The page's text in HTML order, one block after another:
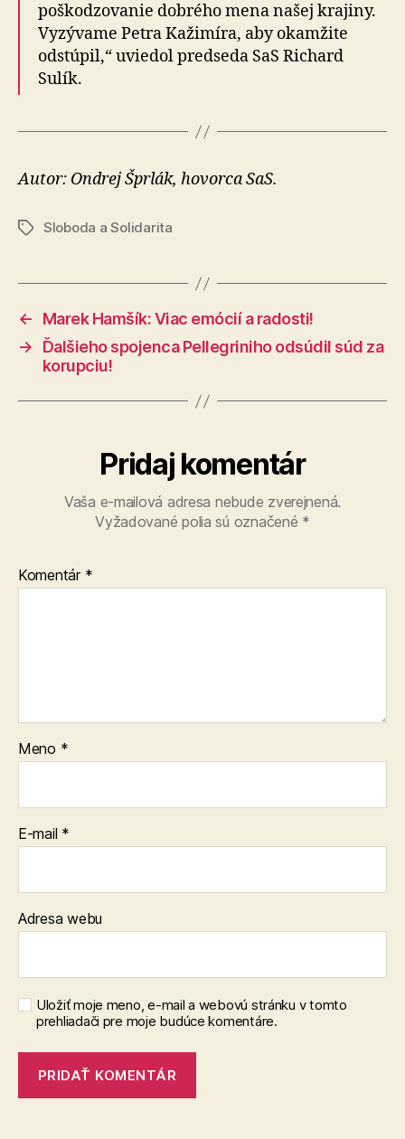
poškodzovanie dobrého mena našej krajiny.
Vyzývame Petra Kažimíra, aby okamžite
odstúpil,“ uviedol predseda SaS Richard
Sulík.
Autor: Ondrej Šprlák, hovorca SaS.
ZnačkySloboda a Solidarita
←
Marek Hamšík: Viac emócií a radosti!
→
Ďalšieho spojenca Pellegriniho odsúdil súd za
korupciu!
Pridaj komentár
Vaša e-mailová adresa nebude zverejnená.
Vyžadované polia sú označené *
Komentár *
Meno *
E-mail *
Adresa webu
Uložiť moje meno, e-mail a webovú stránku v tomto
prehliadači pre moje budúce komentáre.